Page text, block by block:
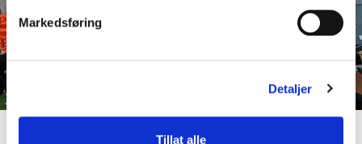
v
a
l
g
Markedsføring
Detaljer
Tillat alle